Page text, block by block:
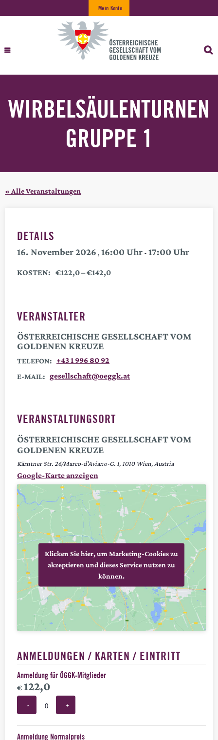
Mein Konto
WIRBELSÄULENTURNEN
GRUPPE 1
« Alle Veranstaltungen
DETAILS
16. November 2026 , 16:00 - 17:00
KOSTEN: €122,0 – €142,0
VERANSTALTER
ÖSTERREICHISCHE GESELLSCHAFT VOM
GOLDENEN KREUZE
TELEFON: +43 1 996 80 92
E-MAIL: gesellschaft@oeggk.at
VERANSTALTUNGSORT
ÖSTERREICHISCHE GESELLSCHAFT VOM
GOLDENEN KREUZE
Kärntner Str. 26/Marco-d'Aviano-G. 1 1010 Wien, Austria
Google-Karte anzeigen
Klicken Sie hier, um Marketing-Cookies zu
akzeptieren und dieses Service nutzen zu
können.
ANMELDUNGEN / KARTEN / EINTRITT
Anmeldung für ÖGGK-Mitglieder
€ 122,0
-
Anzahl
+
Anmeldung Normalpreis